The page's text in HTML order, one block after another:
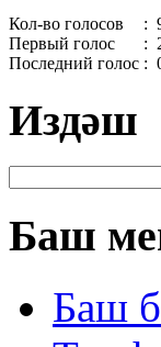
Кол-во голосов
:
Первый голос
:
Последний голос :
Издәш
Баш
Баш